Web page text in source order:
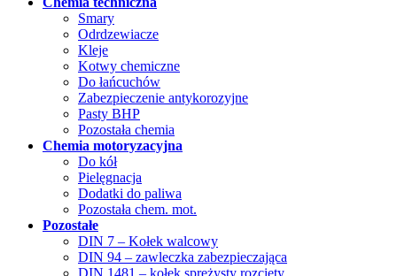
Smary
Odrdzewiacze
Kleje
Kotwy chemiczne
Do łańcuchów
Zabezpieczenie antykorozyjne
Pasty BHP
Pozostała chemia
Chemia motoryzacyjna
Do kół
Pielęgnacja
Dodatki do paliwa
Pozostała chem. mot.
Pozostałe
DIN 7 – Kołek walcowy
DIN 94 – zawleczka zabezpieczająca
DIN 1481 – kołek sprężysty rozcięty